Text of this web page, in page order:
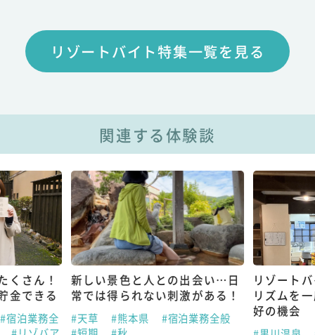
リゾートバイト特集一覧を見る
関連する体験談
くさん！
金できる
#宿泊業務全
新しい景色と人との出会い…日
常では得られない刺激がある！
#天草 #熊本県
#宿泊業務全般
リゾート
リズムを
好の機会